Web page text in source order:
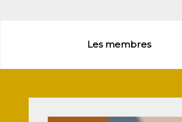
Les membres